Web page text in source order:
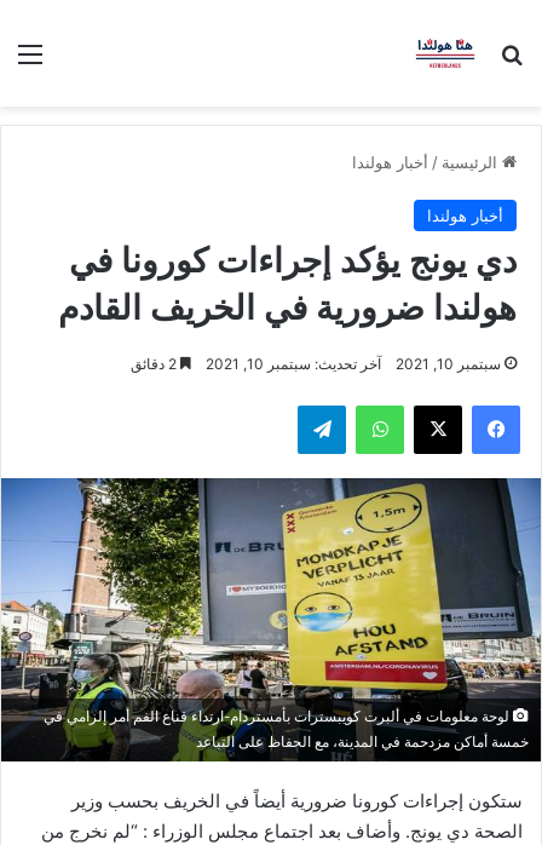
بحث عن
الرئيسية / أخبار هولندا
أخبار هولندا
دي يونج يؤكد إجراءات كورونا في
هولندا ضرورية في الخريف القادم
سبتمبر 10, 2021 آخر تحديث: سبتمبر 10, 2021
فيسبوك ‫X واتساب تيلقرام
لوحة معلومات في ألبرت كويبسترات بأمستردام-ارتداء قناع الفم أمر إلزامي في
خمسة أماكن مزدحمة في المدينة، مع الحفاظ على التباعد
ستكون إجراءات كورونا ضرورية أيضاً في الخريف بحسب وزير
الصحة دي يونج. وأضاف بعد اجتماع مجلس الوزراء : “لم نخرج من